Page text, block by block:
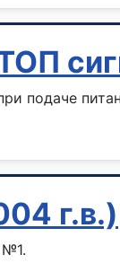
подаче
г.в.)
№1.